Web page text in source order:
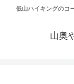
低山ハイキングのコ
山奥